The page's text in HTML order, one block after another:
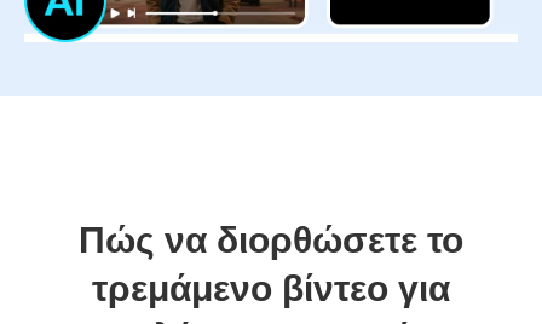
Πώς να διορθώσετε το
τρεμάμενο βίντεο για